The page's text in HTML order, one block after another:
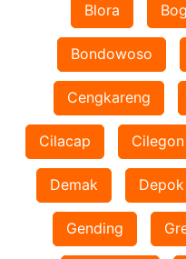
Blora
Bondowoso
Cengkareng
Cilacap Cilegon
Demak Depok
Gending